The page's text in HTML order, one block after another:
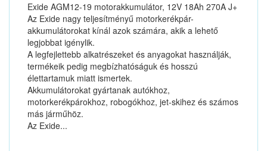
Exide AGM12-19 motorakkumulátor, 12V 18Ah 270A J+
Az Exide nagy teljesítményű motorkerékpár-
akkumulátorokat kínál azok számára, akik a lehető
legjobbat igénylik.
A legfejlettebb alkatrészeket és anyagokat használják,
termékeik pedig megbízhatóságuk és hosszú
élettartamuk miatt ismertek.
Akkumulátorokat gyártanak autókhoz,
motorkerékpárokhoz, robogókhoz, jet-skihez és számos
más járműhöz.
Az Exide...